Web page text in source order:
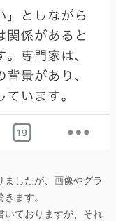
したが、画像やグラ
ます。
いておりますが、それ